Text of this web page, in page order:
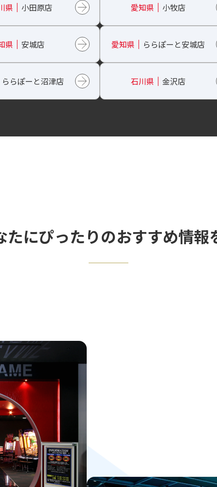
県 小田原店 愛知県 小牧店
県 安城店 愛知県 ららぽーと安城店
ららぽーと沼津店 石川県 金沢店
たにぴったりのおすすめ情報